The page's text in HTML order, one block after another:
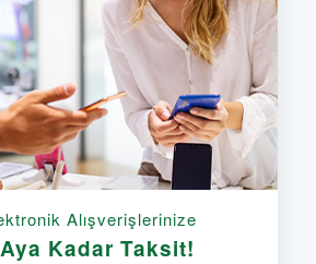
Alışverişlerinize
Kadar Taksit!